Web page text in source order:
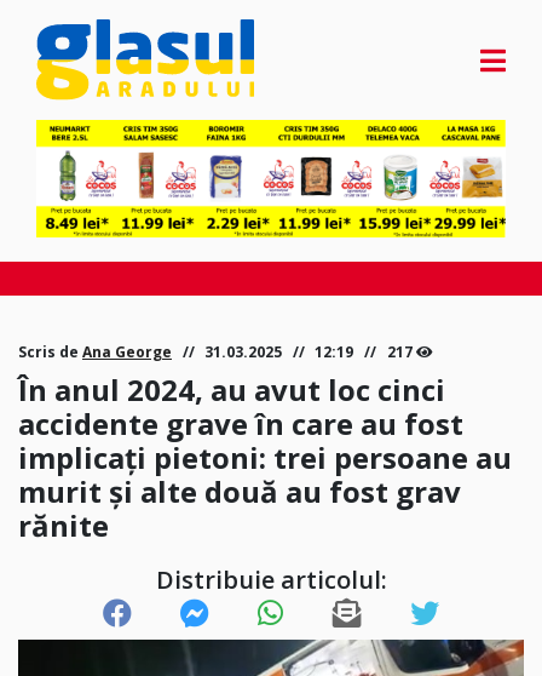
Scris de Ana George 31.03.2025 12:19 217
În anul 2024, au avut loc cinci
accidente grave în care au fost
implicați pietoni: trei persoane au
murit și alte două au fost grav
rănite
Distribuie articolul: